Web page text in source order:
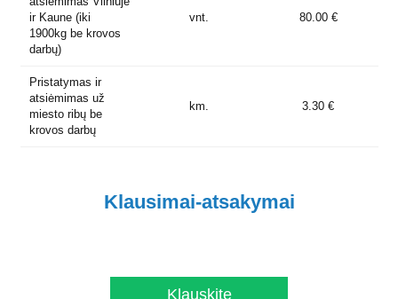
ir Kaune (iki
1900kg be krovos
darbų)
vnt. 80.00 €
Pristatymas ir
atsiėmimas už
miesto ribų be
krovos darbų
km. 3.30 €
Klausimai-atsakymai
Klauskite